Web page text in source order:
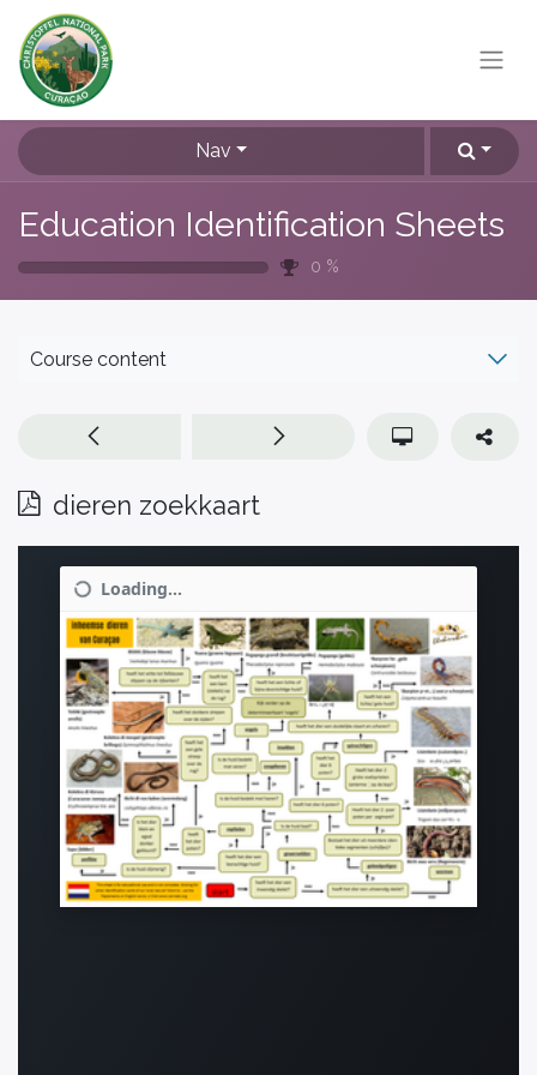
Nav
Education Identification Sheets
0 %
Course content
dieren zoekkaart